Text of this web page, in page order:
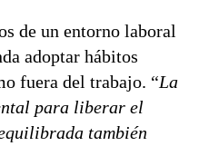
de un entorno laboral
adoptar hábitos
fuera del trabajo. “La
para liberar el
también